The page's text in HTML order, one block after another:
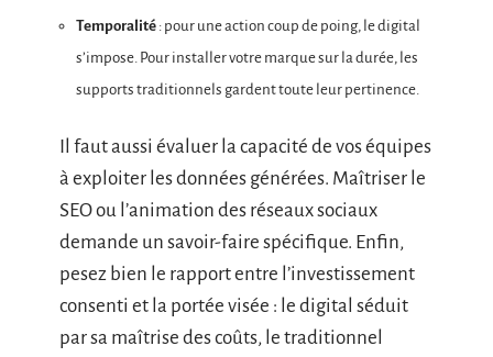
Temporalité : pour une action coup de poing, le digital
s’impose. Pour installer votre marque sur la durée, les
supports traditionnels gardent toute leur pertinence.
Il faut aussi évaluer la capacité de vos équipes
à exploiter les données générées. Maîtriser le
SEO ou l’animation des réseaux sociaux
demande un savoir-faire spécifique. Enfin,
pesez bien le rapport entre l’investissement
consenti et la portée visée : le digital séduit
par sa maîtrise des coûts, le traditionnel